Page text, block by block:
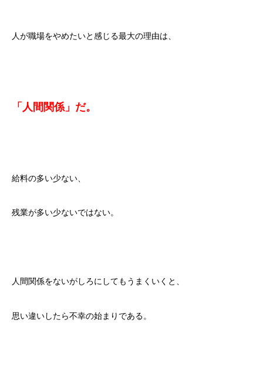
人が職場をやめたいと感じる最大の理由は、
「人間関係」だ。
給料の多い少ない、
残業が多い少ないではない。
人間関係をないがしろにしてもうまくいくと、
思い違いしたら不幸の始まりである。